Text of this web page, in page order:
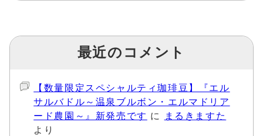
最近のコメント
【数量限定スペシャルティ珈琲豆】『エル
サルバドル～温泉ブルボン・エルマドリア
ード農園～』新発売です に
まるきますた
より